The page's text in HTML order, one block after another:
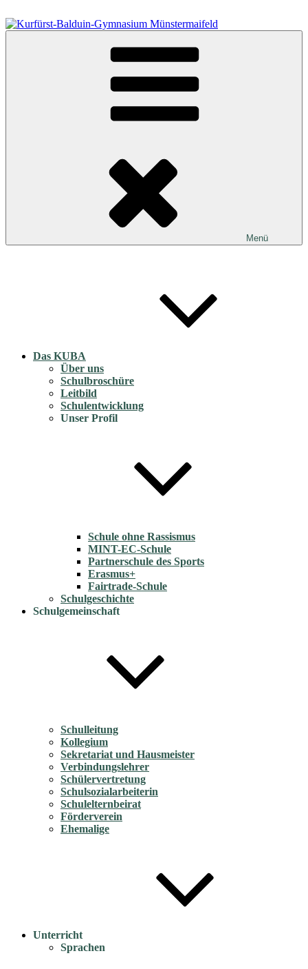
Inhalt
springen
Kurfürst-Balduin-Gymnasium Münstermaifeld
Menü
Das KUBA
Über uns
Schulbroschüre
Leitbild
Schulentwicklung
Unser Profil
Schule ohne Rassismus
MINT-EC-Schule
Partnerschule des Sports
Erasmus+
Fairtrade-Schule
Schulgeschichte
Schulgemeinschaft
Schulleitung
Kollegium
Sekretariat und Hausmeister
Verbindungslehrer
Schülervertretung
Schulsozialarbeiterin
Schulelternbeirat
Förderverein
Ehemalige
Unterricht
Sprachen